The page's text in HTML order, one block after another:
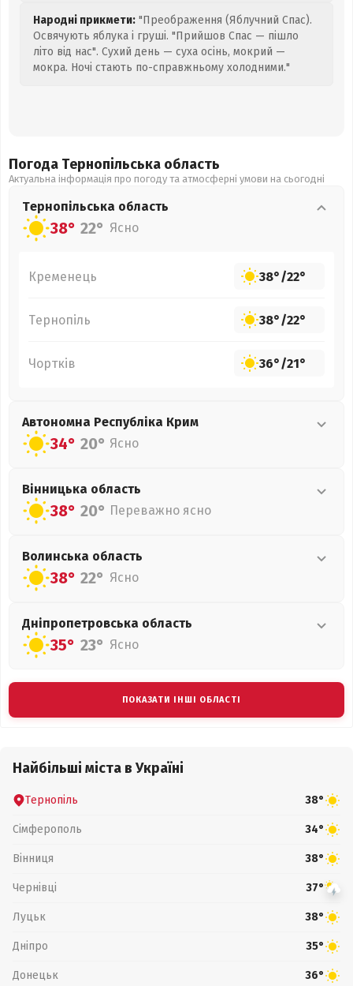
Народні прикмети: "Преображення (Яблучний Спас).
Освячують яблука і груші. "Прийшов Спас — пішло
літо від нас". Сухий день — суха осінь, мокрий —
мокра. Ночі стають по-справжньому холодними."
Погода Тернопільська область
Актуальна інформація про погоду та атмосферні умови на сьогодні
Тернопільська область
38° 22° Ясно
Кременець 38°/22°
Тернопіль 38°/22°
Чортків 36°/21°
Автономна Республіка Крим
34° 20° Ясно
Вінницька область
38° 20° Переважно ясно
Волинська область
38° 22° Ясно
Дніпропетровська область
35° 23° Ясно
ПОКАЗАТИ ІНШІ ОБЛАСТІ
Найбільші міста в Україні
Тернопіль 38°
Сімферополь 34°
Вінниця 38°
Чернівці 37°
Луцьк 38°
Дніпро 35°
Донецьк 36°